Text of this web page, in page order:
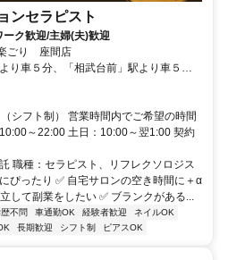
ンセラピスト
ク歓迎/主婦(夫)歓迎
ごり 座間店
り車５分、「相武台前」駅より車５分
シフト制） 営業時間内でご希望の時間
～22:00 土日：10:00～翌1:00 契約
職種：セラピスト、リフレクソロジス
ぴったり ✅ 自宅サロンの空き時間に＋α
して副業をしたい ✅ ブランクがある...
不問 車通勤OK 経験者歓迎
ネイルOK
長期歓迎 シフト制 ピアスOK